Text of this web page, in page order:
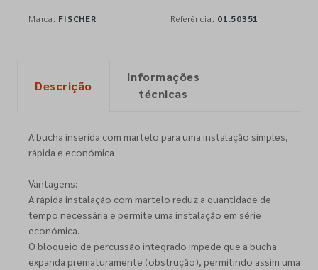
Marca: FISCHER Referência: 01.50351
Descrição
Informações
técnicas
A bucha inserida com martelo para uma instalação simples,
rápida e económica
Vantagens:
A rápida instalação com martelo reduz a quantidade de
tempo necessária e permite uma instalação em série
económica.
O bloqueio de percussão integrado impede que a bucha
expanda prematuramente (obstrução), permitindo assim uma